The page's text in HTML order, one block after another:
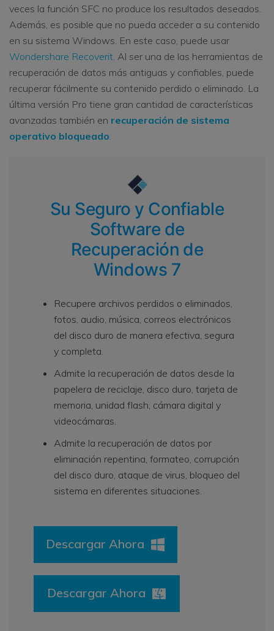
veces la función SFC no produce los resultados deseados.
Además, es posible que no pueda acceder a su contenido
en su sistema Windows. En este caso, puede usar
Wondershare Recoverit. Al ser una de las herramientas de
recuperación de datos más antiguas y confiables, puede
recuperar fácilmente su contenido perdido o eliminado. La
última versión Pro tiene gran cantidad de características
avanzadas también en recuperación de sistema
operativo bloqueado.
Su Seguro y Confiable
Software de
Recuperación de
Windows 7
Recupere archivos perdidos o eliminados,
fotos, audio, música, correos electrónicos
del disco duro de manera efectiva, segura
y completa.
Admite la recuperación de datos desde la
papelera de reciclaje, disco duro, tarjeta de
memoria, unidad flash, cámara digital y
videocámaras.
Admite la recuperación de datos por
eliminación repentina, formateo, corrupción
del disco duro, ataque de virus, bloqueo del
sistema en diferentes situaciones.
Descargar Ahora
Descargar Ahora